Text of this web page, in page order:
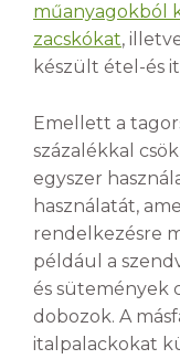
műanyagokból
zacskókat,
készült étel-és
Emellett a
százalékkal
egyszer
használatát,
rendelkezésre
például a
és sütemények
dobozok. A
italpalackokat